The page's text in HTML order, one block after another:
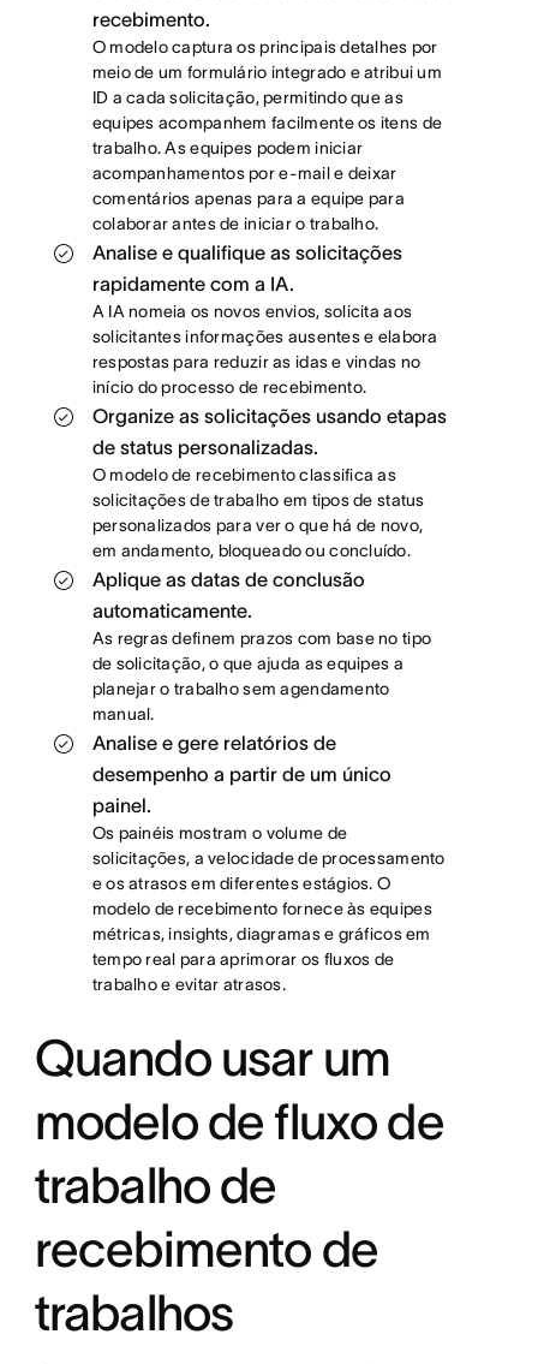
recebimento.
O modelo captura os principais detalhes por
meio de um formulário integrado e atribui um
ID a cada solicitação, permitindo que as
equipes acompanhem facilmente os itens de
trabalho. As equipes podem iniciar
acompanhamentos por e-mail e deixar
comentários apenas para a equipe para
colaborar antes de iniciar o trabalho.
Analise e qualifique as solicitações
rapidamente com a IA.
A IA nomeia os novos envios, solicita aos
solicitantes informações ausentes e elabora
respostas para reduzir as idas e vindas no
início do processo de recebimento.
Organize as solicitações usando etapas
de status personalizadas.
O modelo de recebimento classifica as
solicitações de trabalho em tipos de status
personalizados para ver o que há de novo,
em andamento, bloqueado ou concluído.
Aplique as datas de conclusão
automaticamente.
As regras definem prazos com base no tipo
de solicitação, o que ajuda as equipes a
planejar o trabalho sem agendamento
manual.
Analise e gere relatórios de
desempenho a partir de um único
painel.
Os painéis mostram o volume de
solicitações, a velocidade de processamento
e os atrasos em diferentes estágios. O
modelo de recebimento fornece às equipes
métricas, insights, diagramas e gráficos em
tempo real para aprimorar os fluxos de
trabalho e evitar atrasos.
Quando usar um
modelo de fluxo de
trabalho de
recebimento de
trabalhos